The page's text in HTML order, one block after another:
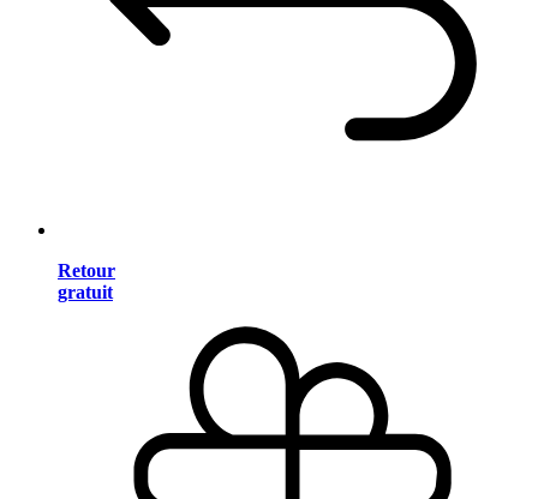
Retour
gratuit